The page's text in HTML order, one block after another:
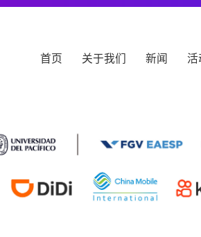
首页 关于我们 新闻 活